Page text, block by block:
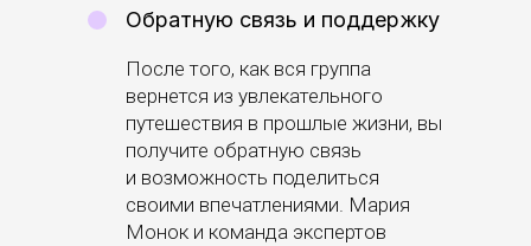
После того, как вся группа
вернется из увлекательного
путешествия в прошлые жизни, вы
получите обратную связь
и возможность поделиться
своими впечатлениями. Мария
Монок и команда экспертов
Обратную связь и поддержку